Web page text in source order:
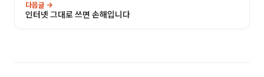
다음글 →
인터넷 그대로 쓰면 손해입니다